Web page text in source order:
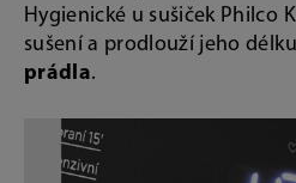
Hygienické u sušiček Philco
sušení a prodlouží jeho
prádla.